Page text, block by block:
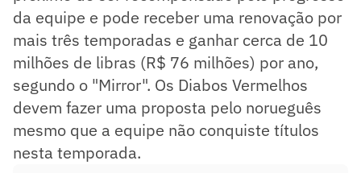
da equipe e pode receber uma renovação por
mais três temporadas e ganhar cerca de 10
milhões de libras (R$ 76 milhões) por ano,
segundo o "Mirror". Os Diabos Vermelhos
devem fazer uma proposta pelo norueguês
mesmo que a equipe não conquiste títulos
nesta temporada.